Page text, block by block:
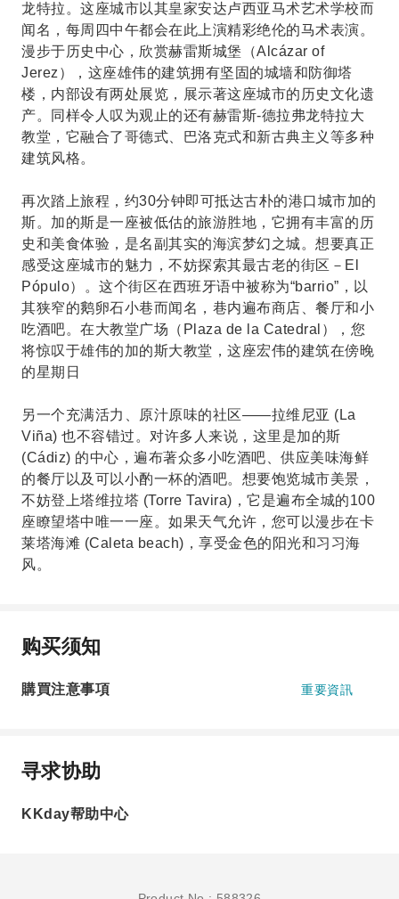
龙特拉。这座城市以其皇家安达卢西亚马术艺术学校而
闻名，每周四中午都会在此上演精彩绝伦的马术表演。
漫步于历史中心，欣赏赫雷斯城堡（Alcázar of
Jerez），这座雄伟的建筑拥有坚固的城墙和防御塔
楼，内部设有两处展览，展示著这座城市的历史文化遗
产。同样令人叹为观止的还有赫雷斯-德拉弗龙特拉大
教堂，它融合了哥德式、巴洛克式和新古典主义等多种
建筑风格。
再次踏上旅程，约30分钟即可抵达古朴的港口城市加的
斯。加的斯是一座被低估的旅游胜地，它拥有丰富的历
史和美食体验，是名副其实的海滨梦幻之城。想要真正
感受这座城市的魅力，不妨探索其最古老的街区－El
Pópulo）。这个街区在西班牙语中被称为“barrio”，以
其狭窄的鹅卵石小巷而闻名，巷内遍布商店、餐厅和小
吃酒吧。在大教堂广场（Plaza de la Catedral），您
将惊叹于雄伟的加的斯大教堂，这座宏伟的建筑在傍晚
的星期日
另一个充满活力、原汁原味的社区——拉维尼亚 (La
Viña) 也不容错过。对许多人来说，这里是加的斯
(Cádiz) 的中心，遍布著众多小吃酒吧、供应美味海鲜
的餐厅以及可以小酌一杯的酒吧。想要饱览城市美景，
不妨登上塔维拉塔 (Torre Tavira)，它是遍布全城的100
座瞭望塔中唯一一座。如果天气允许，您可以漫步在卡
莱塔海滩 (Caleta beach)，享受金色的阳光和习习海
风。
购买须知
購買注意事項 重要資訊
寻求协助
KKday帮助中心